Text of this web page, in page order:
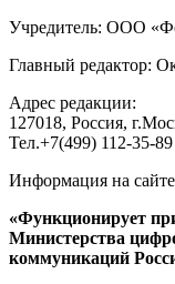
Учредитель: ООО
Главный редактор:
Адрес редакции:
127018, Россия,
Тел.+7(499) 112-35-
Информация на
«Функционирует
Министерства
коммуникаций